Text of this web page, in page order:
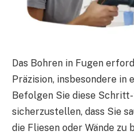
Das Bohren in Fugen
Präzision, insbesondere in
Befolgen Sie diese
sicherzustellen, dass Sie
die Fliesen oder Wände zu